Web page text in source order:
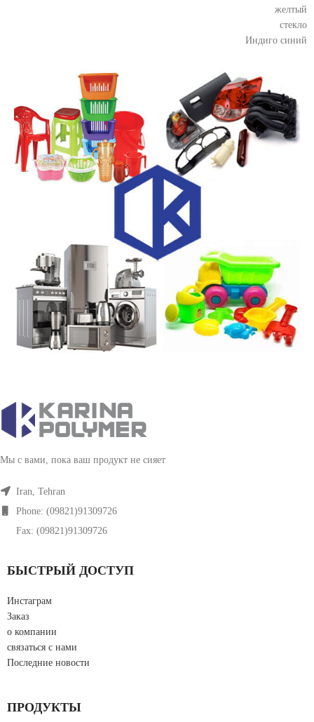
желтый
стекло
Индиго синий
Мы с вами, пока ваш продукт не сияет
Iran, Tehran
Phone: (09821)91309726
Fax: (09821)91309726
БЫСТРЫЙ ДОСТУП
Инстаграм
Заказ
о компании
связаться с нами
Последние новости
ПРОДУКТЫ